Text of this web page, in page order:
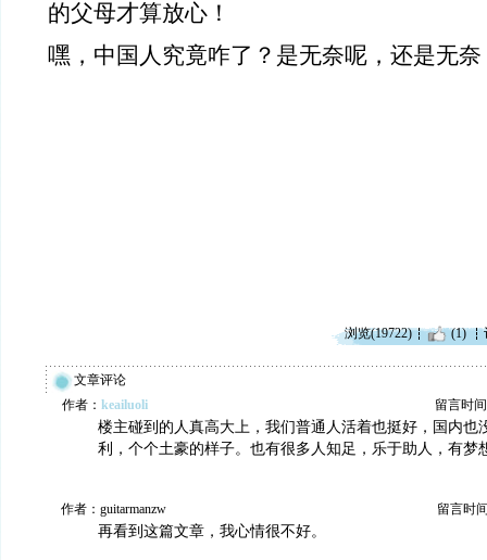
的父母才算放心！
嘿，中国人究竟咋了？是无奈呢，还是无
浏览(19722) (1)
文章评论
作者： keailuoli 留言时
楼主碰到的人真高大上，我们普通人活着也挺好，国内也
利，个个土豪的样子。也有很多人知足，乐于助人，有梦
作者：guitarmanzw 留言时
再看到这篇文章，我心情很不好。